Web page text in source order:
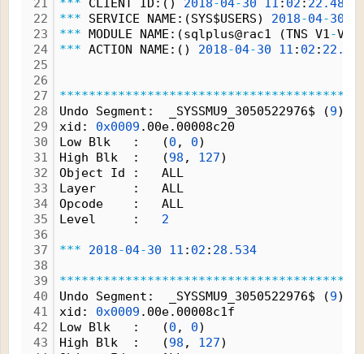
21
22
23
24
25
26
27
28
29
30
31
32
33
34
35
36
37
38
39
40
41
42
43
*** CLIENT ID:() 2018-04-30 11 : 02 : 22.481
*** SERVICE NAME:(SYS$USERS) 2018-04-30
*** MODULE NAME:(sqlplus@rac1 (TNS V1-
*** ACTION NAME:() 2018-04-30 11 : 02 : 22.
***************************************
Undo Segment:  _SYSSMU9_3050522976$ (9)
xid: 0x0009 .00e.00008c20
Low Blk   :   (0 , 0)
High Blk  :   (98 , 127)
Object Id :   ALL
Layer     :   ALL
Opcode    :   ALL
Level     : 2
*** 2018-04-30 11 : 02 : 28. 534
***************************************
Undo Segment:  _SYSSMU9_3050522976$ (9)
xid: 0x0009 .00e.00008c1f
Low Blk   :   (0 , 0)
High Blk  :   (98 , 127)